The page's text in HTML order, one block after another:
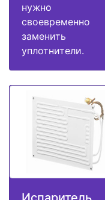
нужно
своевременно
заменить
уплотнители.